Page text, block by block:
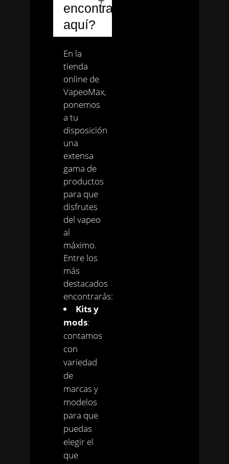
encontrar
aquí?
En la
tienda
online de
VapeoMax,
ponemos
a tu
disposición
una
extensa
gama de
productos
para que
disfrutes
del vapeo
al
máximo.
Entre los
más
destacados
encontrarás:
Kits y
mods:
contamos
con
variedad
de
marcas y
modelos
para que
puedas
elegir el
que